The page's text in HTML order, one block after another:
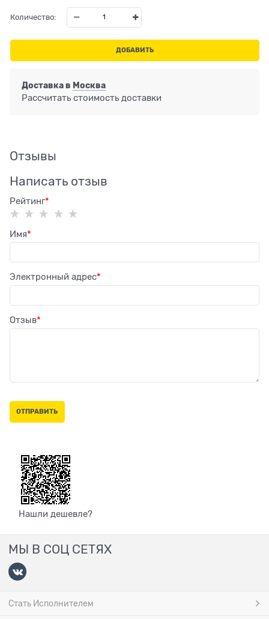
Количество:
ДОБАВИТЬ
Доставка в Москва
Рассчитать стоимость доставки
Отзывы
Написать отзыв
Рейтинг
Имя
Электронный адрес
Отзыв
Нашли дешевле?
МЫ В СОЦ СЕТЯХ
Стать Исполнителем